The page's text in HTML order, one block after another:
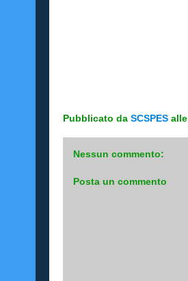
Pubblicato da SCSPES alle
Nessun commento:
Posta un commento